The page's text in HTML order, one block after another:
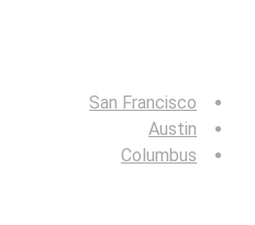
San Francisco
Austin
Columbus